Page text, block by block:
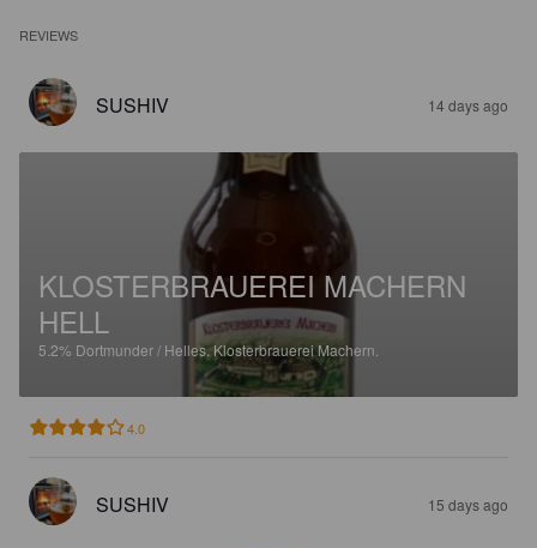
REVIEWS
SUSHIV 14 days ago
KLOSTERBRAUEREI MACHERN
HELL
5.2% Dortmunder / Helles. Klosterbrauerei Machern.
4.0
SUSHIV 15 days ago